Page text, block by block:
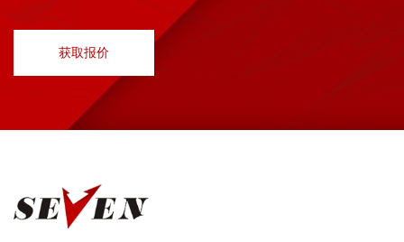
获取报价